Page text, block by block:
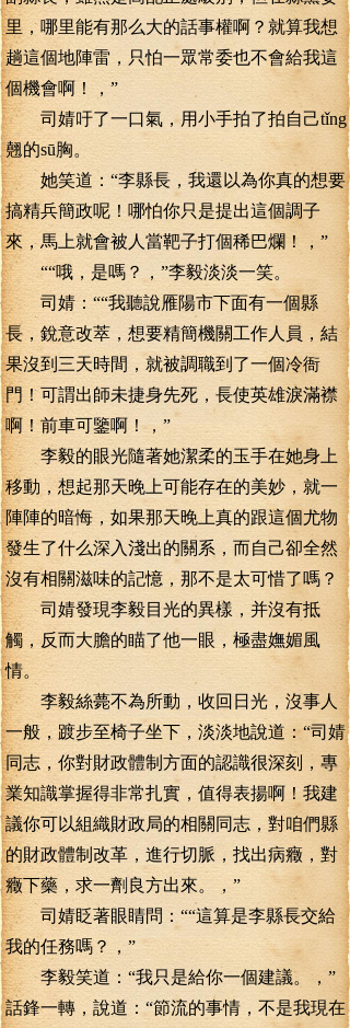
里，哪里能有那么大的話事權啊？就算我想
趟這個地陣雷，只怕一眾常委也不會給我這
個機會啊！，”
司婧吁了一口氣，用小手拍了拍自己tǐng
翹的sū胸。
她笑道：“李縣長，我還以為你真的想要
搞精兵簡政呢！哪怕你只是提出這個調子
來，馬上就會被人當靶子打個稀巴爛！，”
““哦，是嗎？，”李毅淡淡一笑。
司婧：““我聽說雁陽市下面有一個縣
長，銳意改萃，想要精簡機關工作人員，結
果沒到三天時間，就被調職到了一個冷衙
門！可謂出師未捷身先死，長使英雄淚滿襟
啊！前車可鑒啊！，”
李毅的眼光隨著她潔柔的玉手在她身上
移動，想起那天晚上可能存在的美妙，就一
陣陣的暗悔，如果那天晚上真的跟這個尤物
發生了什么深入淺出的關系，而自己卻全然
沒有相關滋味的記憶，那不是太可惜了嗎？
司婧發現李毅目光的異樣，并沒有抵
觸，反而大膽的瞄了他一眼，極盡嫵媚風
情。
李毅絲薨不為所動，收回日光，沒事人
一般，踱步至椅子坐下，淡淡地說道：“司婧
同志，你對財政體制方面的認識很深刻，專
業知識掌握得非常扎實，值得表揚啊！我建
議你可以組織財政局的相關同志，對咱們縣
的財政體制改革，進行切脈，找出病癥，對
癥下藥，求一劑良方出來。，”
司婧眨著眼睛問：““這算是李縣長交給
我的任務嗎？，”
李毅笑道：“我只是給你一個建議。，”
話鋒一轉，說道：“節流的事情，不是我現在